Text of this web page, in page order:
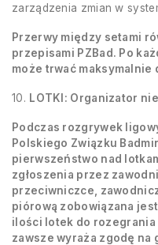
zarządzenia zmian w
Przerwy między setami
przepisami PZBad. Po
może trwać maksymalnie
10. LOTKI: Organizator
Podczas rozgrywek
Polskiego Związku
pierwszeństwo nad
zgłoszenia przez
przeciwniczce,
piórową zobowiązana
ilości lotek do
zawsze wyraża zgodę